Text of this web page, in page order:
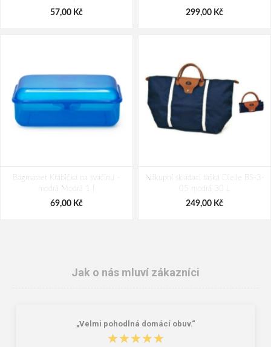
1 711,00 Kč
57,00 Kč 299,00 Kč
Bagmaster Krabička na svačinu -
modrá Modrá 1 l
69,00 Kč
Nákupní skládací taška Dielle BS-3-
05 modrá 30 L
249,00 Kč
Jak o nás mluví zákazníci
„Velmi pohodlná domácí obuv.“
★★★★★
★★★★★